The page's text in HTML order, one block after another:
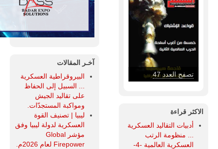
تصفح العدد 46
الاكثر قراءة
أدبيات التقاليد العسكرية
... منظومة الرتب
العسكرية العالمية -4-
آخـر المقالات
البيروقراطية العسكرية
... السبيل إلى الحفاظ
على تقاليد الجيش
ومواكبة المستجدّات.
ليبيا | تصنيف القوة
العسكرية لدولة ليبيا وفق
مؤشر Global
Firepower لعام 2026م.